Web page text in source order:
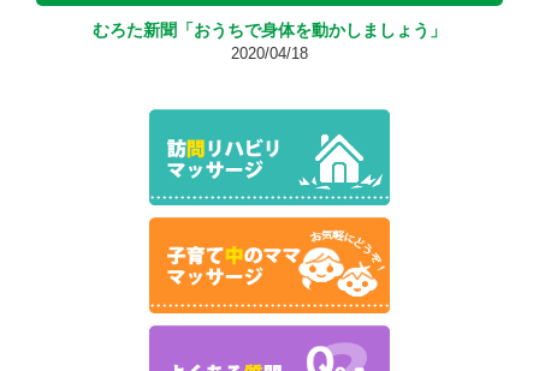
むろた新聞「おうちで身体を動かしましょう」
2020/04/18